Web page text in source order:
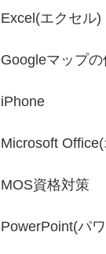
Excel(エクセル)
Googleマップ
iPhone
Microsoft
MOS資格対策
PowerPoint(パ